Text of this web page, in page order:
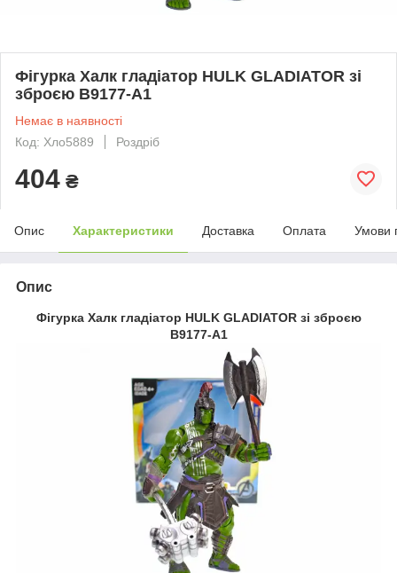
Фігурка Халк гладіатор HULK GLADIATOR зі
зброєю B9177-A1
Немає в наявності
Код: Хло5889
Роздріб
404 ₴
Опис Характеристики Доставка Оплата Умови
Опис
Фігурка Халк гладіатор HULK GLADIATOR зі зброєю
B9177-A1